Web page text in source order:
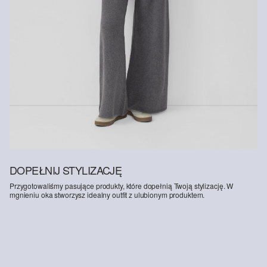
DOPEŁNIJ STYLIZACJĘ
Przygotowaliśmy pasujące produkty, które dopełnią Twoją stylizację. W
mgnieniu oka stworzysz idealny outfit z ulubionym produktem.